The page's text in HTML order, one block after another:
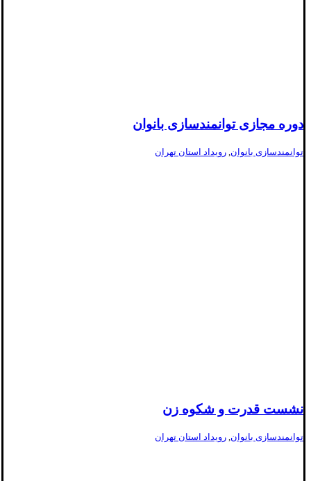
دوره مجازی توانمندسازی بانوان
توانمندسازی بانوان, رویداد استان تهران
نشست قدرت و شکوه زن
توانمندسازی بانوان رویداد استان تهران